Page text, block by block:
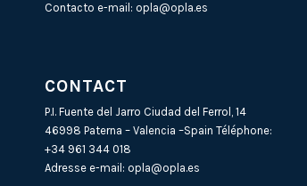
Contacto e-mail: opla@opla.es
CONTACT
P.I. Fuente del Jarro Ciudad del Ferrol, 14
46998 Paterna – Valencia –Spain Téléphone:
+34 961 344 018
Adresse e-mail: opla@opla.es